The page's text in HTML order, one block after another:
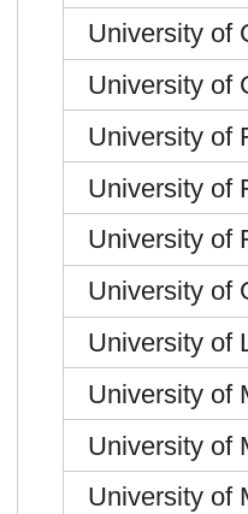
University of
University of
University of
University of
University of
University of
University of
University of
University of
University of